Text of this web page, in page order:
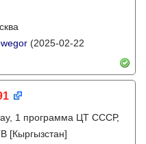
(2025-02-22
1 программа ЦТ СССР,
[Кыргызстан]